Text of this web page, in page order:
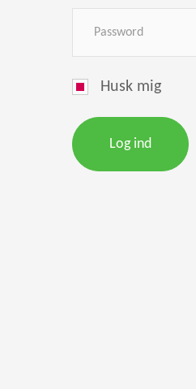
Husk mig
Log ind